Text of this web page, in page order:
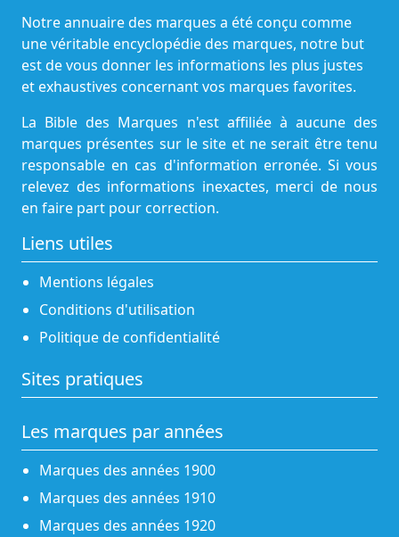
Notre annuaire des marques a été conçu comme
une véritable encyclopédie des marques, notre but
est de vous donner les informations les plus justes
et exhaustives concernant vos marques favorites.
La Bible des Marques n'est affiliée à aucune des
marques présentes sur le site et ne serait être tenu
responsable en cas d'information erronée. Si vous
relevez des informations inexactes, merci de nous
en faire part pour correction.
Liens utiles
Mentions légales
Conditions d'utilisation
Politique de confidentialité
Sites pratiques
Les marques par années
Marques des années 1900
Marques des années 1910
Marques des années 1920